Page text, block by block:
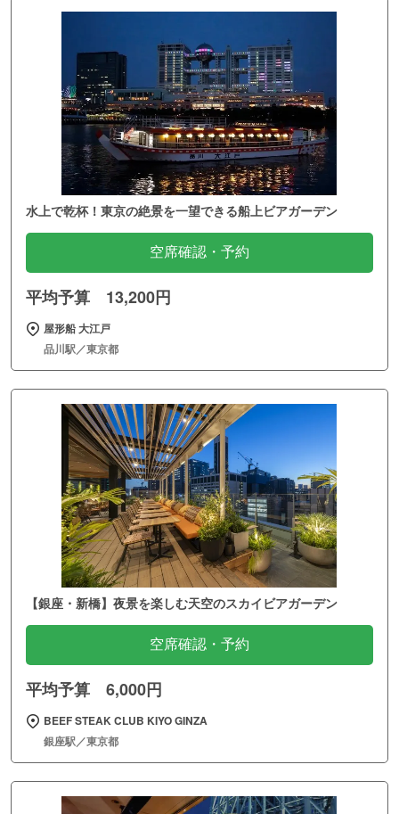
水上で乾杯！東京の絶景を一望できる船上ビアガーデン
空席確認・予約
平均予算 13,200円
屋形船 大江戸
品川駅／東京都
【銀座・新橋】夜景を楽しむ天空のスカイビアガーデン
空席確認・予約
平均予算 6,000円
BEEF STEAK CLUB KIYO GINZA
銀座駅／東京都